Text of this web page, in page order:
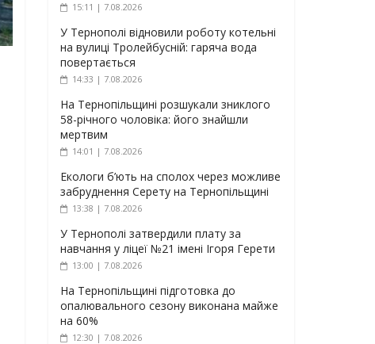
15:11 | 7.08.2026
У Тернополі відновили роботу котельні
на вулиці Тролейбусній: гаряча вода
повертається
14:33 | 7.08.2026
На Тернопільщині розшукали зниклого
58-річного чоловіка: його знайшли
мертвим
14:01 | 7.08.2026
Екологи б’ють на сполох через можливе
забруднення Серету на Тернопільщині
13:38 | 7.08.2026
У Тернополі затвердили плату за
навчання у ліцеї №21 імені Ігоря Герети
13:00 | 7.08.2026
На Тернопільщині підготовка до
опалювального сезону виконана майже
на 60%
12:30 | 7.08.2026